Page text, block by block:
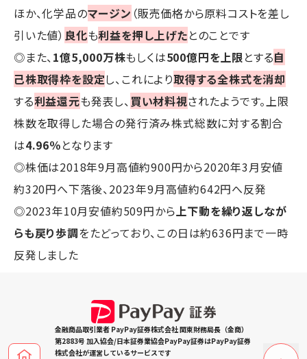
ほか、化学品のマージン （販売価格から原料コストを差し
引いた値） 良化も利益を押し上げたとのことです
◎また、 1億5,000万株もしくは500億円を上限とする自
己株取得枠を設定し、これにより取得する全株式を消却
する利益還元も発表し、 買い材料視されたようです。上限
株数を取得した場合の発行済み株式総数に対する割合
は4.96％となります
◎株価は2018年9月高値約900円から2020年3月安値
約320円へ下落後、2023年9月高値約642円へ反発
◎2023年10月安値約509円から 上下動を繰り返しなが
らも戻り歩調をたどっており、この日は約636円まで一時
反発しました
金融商品取引業者 PayPay証券株式会社 関東財務局長（金商）
第2883号 加入協会/日本証券業協会PayPay証券はPayPay証券
株式会社が運営しているサービスです